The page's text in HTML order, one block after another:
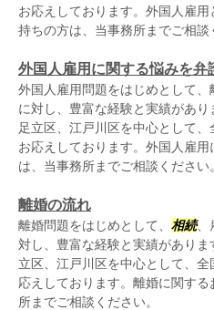
お応えしております。外国人雇
持ちの方は、当事務所までご相談
外国人雇用に関する悩みを弁
外国人雇用問題をはじめとして、
に対し、豊富な経験と実績があり
足立区、江戸川区を中心として
お応えしております。外国人雇
は、当事務所までご相談ください。
離婚の流れ
離婚問題をはじめとして、 相続、
対し、豊富な経験と実績があり
立区、江戸川区を中心として、
応えしております。離婚に関す
所までご相談ください。